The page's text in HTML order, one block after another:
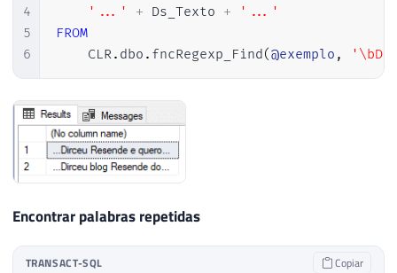
4
5
6
'...'
+ Ds_Texto +
'...'
FROM
    CLR
. dbo . fncRegexp_Find(@exemplo ,
Encontrar palabras repetidas
TRANSACT-SQL Copiar